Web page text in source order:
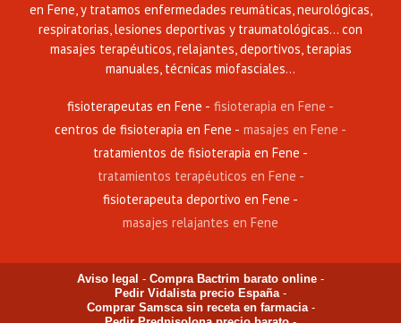
en Fene, y tratamos enfermedades reumáticas, neurológicas,
respiratorias, lesiones deportivas y traumatológicas... con
masajes terapéuticos, relajantes, deportivos, terapias
manuales, técnicas miofasciales...
fisioterapeutas en Fene
fisioterapia en Fene
centros de fisioterapia en Fene
masajes en Fene
tratamientos de fisioterapia en Fene
tratamientos terapéuticos en Fene
fisioterapeuta deportivo en Fene
masajes relajantes en Fene
Aviso legal - Compra Bactrim barato online -
Pedir Vidalista precio España-
Comprar Samsca sin receta en farmacia-